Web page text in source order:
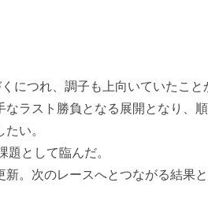
につれ、調子も上向いていたこと
ラスト勝負となる展開となり、
い。
として臨んだ。
。次のレースへとつながる結果